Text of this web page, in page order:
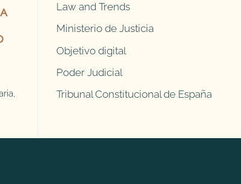
Law and Trends
Ministerio de Justicia
Objetivo digital
Poder Judicial
Tribunal Constitucional de España